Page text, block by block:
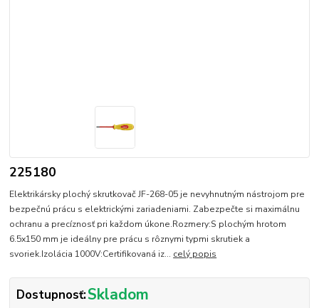
225180
Elektrikársky plochý skrutkovač JF-268-05 je nevyhnutným nástrojom pre
bezpečnú prácu s elektrickými zariadeniami. Zabezpečte si maximálnu
ochranu a precíznosť pri každom úkone.Rozmery:S plochým hrotom
6.5x150 mm je ideálny pre prácu s rôznymi typmi skrutiek a
svoriek.Izolácia 1000V:Certifikovaná iz... celý popis
Dostupnosť:Skladom